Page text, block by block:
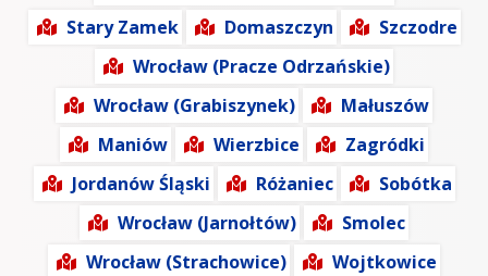
Stary Zamek
Domaszczyn
Szczodre
Wrocław (Pracze Odrzańskie)
Wrocław (Grabiszynek)
Małuszów
Maniów
Wierzbice
Zagródki
Jordanów Śląski
Różaniec
Sobótka
Wrocław (Jarnołtów)
Smolec
Wrocław (Strachowice)
Wojtkowice